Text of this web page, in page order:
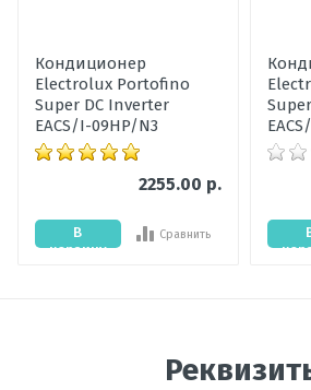
Ваше сообщение
Кондиционер
Electrolux Portofino
Super DC Inverter
EACS/I-09HP/N3
2255.00 р.
В
корзину
Сравнить